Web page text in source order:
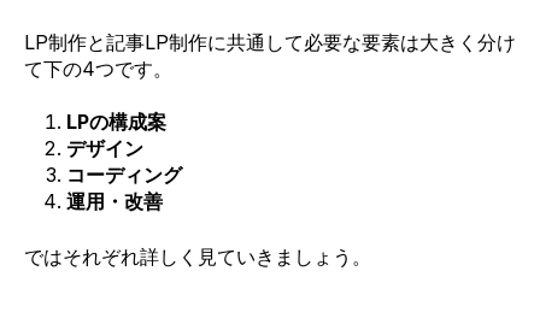
LP制作と記事LP制作に共通して必要な要素は大きく分け
て下の4つです。
LPの構成案
デザイン
コーディング
運用・改善
ではそれぞれ詳しく見ていきましょう。